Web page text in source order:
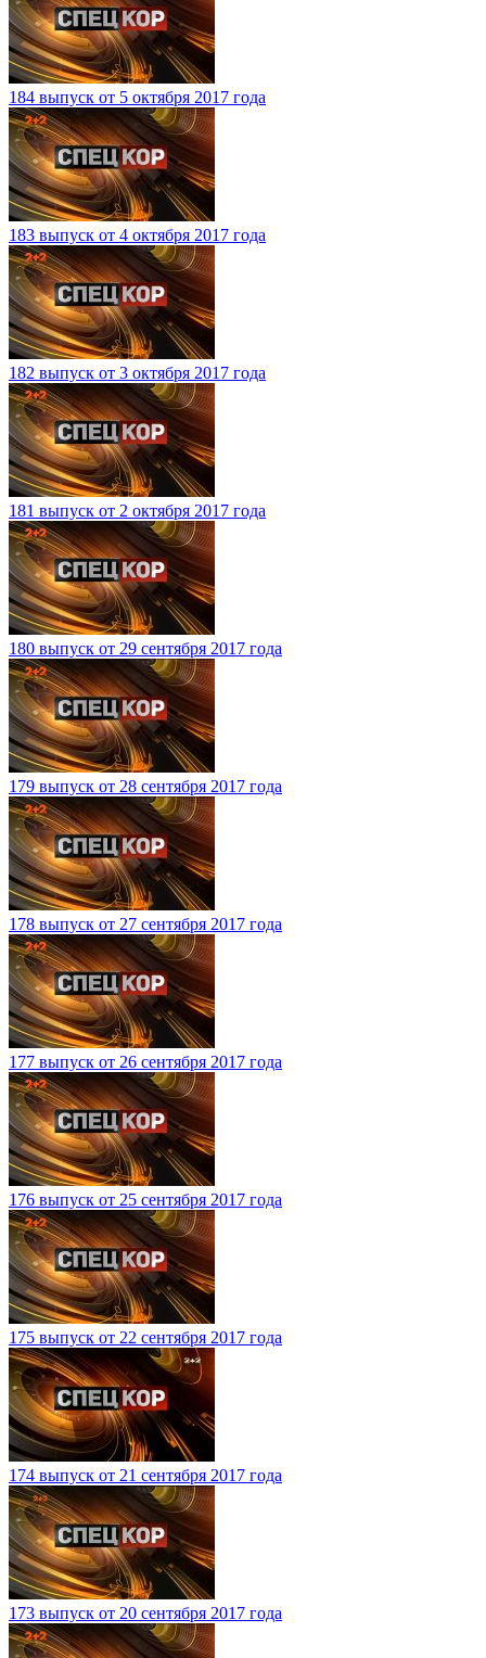
184 выпуск от 5 октября 2017 года
183 выпуск от 4 октября 2017 года
182 выпуск от 3 октября 2017 года
181 выпуск от 2 октября 2017 года
180 выпуск от 29 сентября 2017 года
179 выпуск от 28 сентября 2017 года
178 выпуск от 27 сентября 2017 года
177 выпуск от 26 сентября 2017 года
176 выпуск от 25 сентября 2017 года
175 выпуск от 22 сентября 2017 года
174 выпуск от 21 сентября 2017 года
173 выпуск от 20 сентября 2017 года